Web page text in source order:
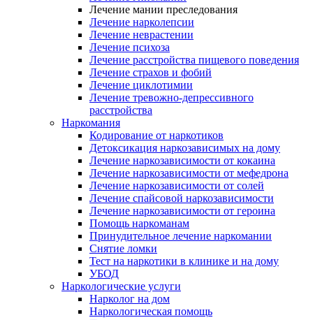
Лечение мании преследования
Лечение нарколепсии
Лечение неврастении
Лечение психоза
Лечение расстройства пищевого поведения
Лечение страхов и фобий
Лечение циклотимии
Лечение тревожно-депрессивного
расстройства
Наркомания
Кодирование от наркотиков
Детоксикация наркозависимых на дому
Лечение наркозависимости от кокаина
Лечение наркозависимости от мефедрона
Лечение наркозависимости от солей
Лечение спайсовой наркозависимости
Лечение наркозависимости от героина
Помощь наркоманам
Принудительное лечение наркомании
Снятие ломки
Тест на наркотики в клинике и на дому
УБОД
Наркологические услуги
Нарколог на дом
Наркологическая помощь